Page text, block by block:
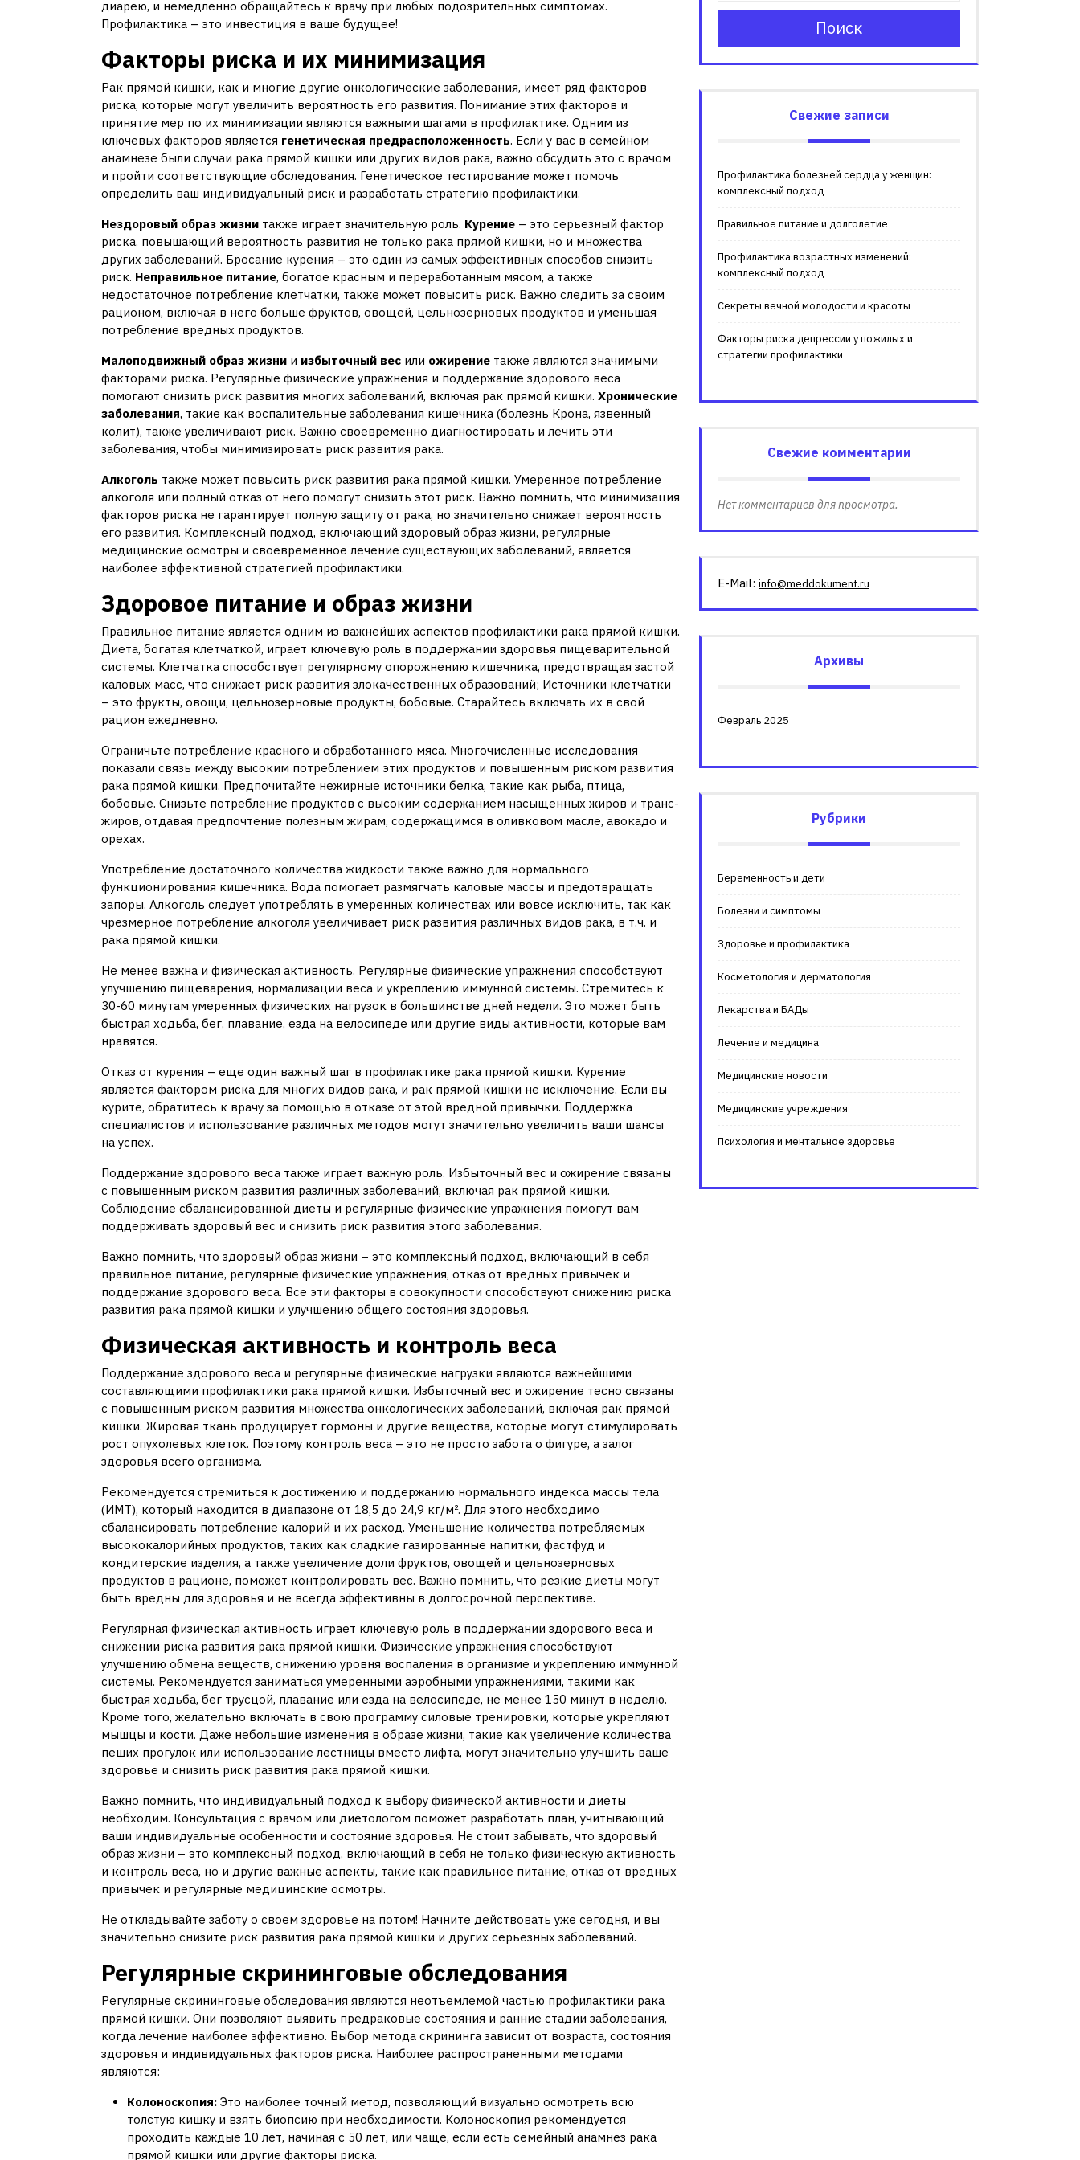
диарею, и немедленно обращайтесь к врачу при любых подозрительных симптомах.
Профилактика – это инвестиция в ваше будущее!
Факторы риска и их минимизация
Рак прямой кишки, как и многие другие онкологические заболевания, имеет ряд факторов
риска, которые могут увеличить вероятность его развития. Понимание этих факторов и
принятие мер по их минимизации являются важными шагами в профилактике. Одним из
ключевых факторов является генетическая предрасположенность. Если у вас в семейном
анамнезе были случаи рака прямой кишки или других видов рака, важно обсудить это с врачом
и пройти соответствующие обследования. Генетическое тестирование может помочь
определить ваш индивидуальный риск и разработать стратегию профилактики.
Нездоровый образ жизни также играет значительную роль. Курение – это серьезный фактор
риска, повышающий вероятность развития не только рака прямой кишки, но и множества
других заболеваний. Бросание курения – это один из самых эффективных способов снизить
риск. Неправильное питание, богатое красным и переработанным мясом, а также
недостаточное потребление клетчатки, также может повысить риск. Важно следить за своим
рационом, включая в него больше фруктов, овощей, цельнозерновых продуктов и уменьшая
потребление вредных продуктов.
Малоподвижный образ жизни и избыточный вес или ожирение также являются значимыми
факторами риска. Регулярные физические упражнения и поддержание здорового веса
помогают снизить риск развития многих заболеваний, включая рак прямой кишки. Хронические
заболевания, такие как воспалительные заболевания кишечника (болезнь Крона, язвенный
колит), также увеличивают риск. Важно своевременно диагностировать и лечить эти
заболевания, чтобы минимизировать риск развития рака.
Алкоголь также может повысить риск развития рака прямой кишки. Умеренное потребление
алкоголя или полный отказ от него помогут снизить этот риск. Важно помнить, что минимизация
факторов риска не гарантирует полную защиту от рака, но значительно снижает вероятность
его развития. Комплексный подход, включающий здоровый образ жизни, регулярные
медицинские осмотры и своевременное лечение существующих заболеваний, является
наиболее эффективной стратегией профилактики.
Здоровое питание и образ жизни
Правильное питание является одним из важнейших аспектов профилактики рака прямой кишки.
Диета, богатая клетчаткой, играет ключевую роль в поддержании здоровья пищеварительной
системы. Клетчатка способствует регулярному опорожнению кишечника, предотвращая застой
каловых масс, что снижает риск развития злокачественных образований; Источники клетчатки
– это фрукты, овощи, цельнозерновые продукты, бобовые. Старайтесь включать их в свой
рацион ежедневно.
Ограничьте потребление красного и обработанного мяса. Многочисленные исследования
показали связь между высоким потреблением этих продуктов и повышенным риском развития
рака прямой кишки. Предпочитайте нежирные источники белка, такие как рыба, птица,
бобовые. Снизьте потребление продуктов с высоким содержанием насыщенных жиров и транс-
жиров, отдавая предпочтение полезным жирам, содержащимся в оливковом масле, авокадо и
орехах.
Употребление достаточного количества жидкости также важно для нормального
функционирования кишечника. Вода помогает размягчать каловые массы и предотвращать
запоры. Алкоголь следует употреблять в умеренных количествах или вовсе исключить, так как
чрезмерное потребление алкоголя увеличивает риск развития различных видов рака, в т.ч. и
рака прямой кишки.
Не менее важна и физическая активность. Регулярные физические упражнения способствуют
улучшению пищеварения, нормализации веса и укреплению иммунной системы. Стремитесь к
30-60 минутам умеренных физических нагрузок в большинстве дней недели. Это может быть
быстрая ходьба, бег, плавание, езда на велосипеде или другие виды активности, которые вам
нравятся.
Отказ от курения – еще один важный шаг в профилактике рака прямой кишки. Курение
является фактором риска для многих видов рака, и рак прямой кишки не исключение. Если вы
курите, обратитесь к врачу за помощью в отказе от этой вредной привычки. Поддержка
специалистов и использование различных методов могут значительно увеличить ваши шансы
на успех.
Поддержание здорового веса также играет важную роль. Избыточный вес и ожирение связаны
с повышенным риском развития различных заболеваний, включая рак прямой кишки.
Соблюдение сбалансированной диеты и регулярные физические упражнения помогут вам
поддерживать здоровый вес и снизить риск развития этого заболевания.
Важно помнить, что здоровый образ жизни – это комплексный подход, включающий в себя
правильное питание, регулярные физические упражнения, отказ от вредных привычек и
поддержание здорового веса. Все эти факторы в совокупности способствуют снижению риска
развития рака прямой кишки и улучшению общего состояния здоровья.
Физическая активность и контроль веса
Поддержание здорового веса и регулярные физические нагрузки являются важнейшими
составляющими профилактики рака прямой кишки. Избыточный вес и ожирение тесно связаны
с повышенным риском развития множества онкологических заболеваний, включая рак прямой
кишки. Жировая ткань продуцирует гормоны и другие вещества, которые могут стимулировать
рост опухолевых клеток. Поэтому контроль веса – это не просто забота о фигуре, а залог
здоровья всего организма.
Рекомендуется стремиться к достижению и поддержанию нормального индекса массы тела
(ИМТ), который находится в диапазоне от 18,5 до 24,9 кг/м². Для этого необходимо
сбалансировать потребление калорий и их расход. Уменьшение количества потребляемых
высококалорийных продуктов, таких как сладкие газированные напитки, фастфуд и
кондитерские изделия, а также увеличение доли фруктов, овощей и цельнозерновых
продуктов в рационе, поможет контролировать вес. Важно помнить, что резкие диеты могут
быть вредны для здоровья и не всегда эффективны в долгосрочной перспективе.
Регулярная физическая активность играет ключевую роль в поддержании здорового веса и
снижении риска развития рака прямой кишки. Физические упражнения способствуют
улучшению обмена веществ, снижению уровня воспаления в организме и укреплению иммунной
системы. Рекомендуется заниматься умеренными аэробными упражнениями, такими как
быстрая ходьба, бег трусцой, плавание или езда на велосипеде, не менее 150 минут в неделю.
Кроме того, желательно включать в свою программу силовые тренировки, которые укрепляют
мышцы и кости. Даже небольшие изменения в образе жизни, такие как увеличение количества
пеших прогулок или использование лестницы вместо лифта, могут значительно улучшить ваше
здоровье и снизить риск развития рака прямой кишки.
Важно помнить, что индивидуальный подход к выбору физической активности и диеты
необходим. Консультация с врачом или диетологом поможет разработать план, учитывающий
ваши индивидуальные особенности и состояние здоровья. Не стоит забывать, что здоровый
образ жизни – это комплексный подход, включающий в себя не только физическую активность
и контроль веса, но и другие важные аспекты, такие как правильное питание, отказ от вредных
привычек и регулярные медицинские осмотры.
Не откладывайте заботу о своем здоровье на потом! Начните действовать уже сегодня, и вы
значительно снизите риск развития рака прямой кишки и других серьезных заболеваний.
Регулярные скрининговые обследования
Регулярные скрининговые обследования являются неотъемлемой частью профилактики рака
прямой кишки. Они позволяют выявить предраковые состояния и ранние стадии заболевания,
когда лечение наиболее эффективно. Выбор метода скрининга зависит от возраста, состояния
здоровья и индивидуальных факторов риска. Наиболее распространенными методами
являются:
Колоноскопия: Это наиболее точный метод, позволяющий визуально осмотреть всю
толстую кишку и взять биопсию при необходимости. Колоноскопия рекомендуется
проходить каждые 10 лет, начиная с 50 лет, или чаще, если есть семейный анамнез рака
прямой кишки или другие факторы риска.
Поиск
Свежие записи
Профилактика болезней сердца у женщин:
комплексный подход
Правильное питание и долголетие
Профилактика возрастных изменений:
комплексный подход
Секреты вечной молодости и красоты
Факторы риска депрессии у пожилых и
стратегии профилактики
Свежие комментарии
Нет комментариев для просмотра.
E-Mail: info@meddokument.ru
Архивы
Февраль 2025
Рубрики
Беременность и дети
Болезни и симптомы
Здоровье и профилактика
Косметология и дерматология
Лекарства и БАДы
Лечение и медицина
Медицинские новости
Медицинские учреждения
Психология и ментальное здоровье